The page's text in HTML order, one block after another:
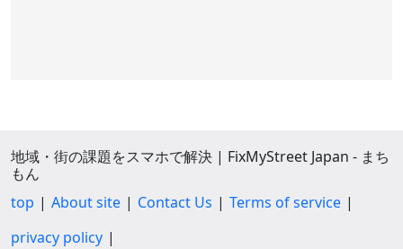
地域・街の課題をスマホで解決 | FixMyStreet Japan - まち
もん
top
About site Contact Us
Terms of service
privacy policy